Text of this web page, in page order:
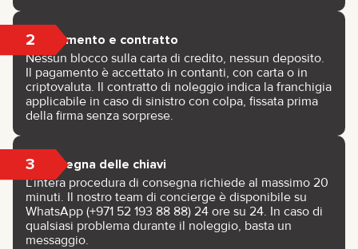
2 Pagamento e contratto
Nessun blocco sulla carta di credito, nessun deposito.
Il pagamento è accettato in contanti, con carta o in
criptovaluta. Il contratto di noleggio indica la franchigia
applicabile in caso di sinistro con colpa, fissata prima
della firma senza sorprese.
3 Consegna delle chiavi
L’intera procedura di consegna richiede al massimo 20
minuti. Il nostro team di concierge è disponibile su
WhatsApp (+971 52 193 88 88) 24 ore su 24. In caso di
qualsiasi problema durante il noleggio, basta un
messaggio.